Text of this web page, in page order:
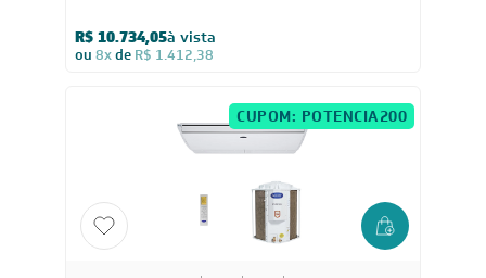
R$ 10.734,05à vista
ou 8xde R$ 1.412,38
CUPOM: POTENCIA200